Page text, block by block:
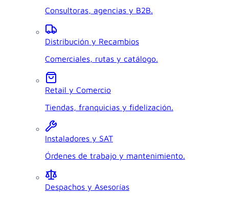
Consultoras, agencias y B2B.
Distribución y Recambios
Comerciales, rutas y catálogo.
Retail y Comercio
Tiendas, franquicias y fidelización.
Instaladores y SAT
Órdenes de trabajo y mantenimiento.
Despachos y Asesorías